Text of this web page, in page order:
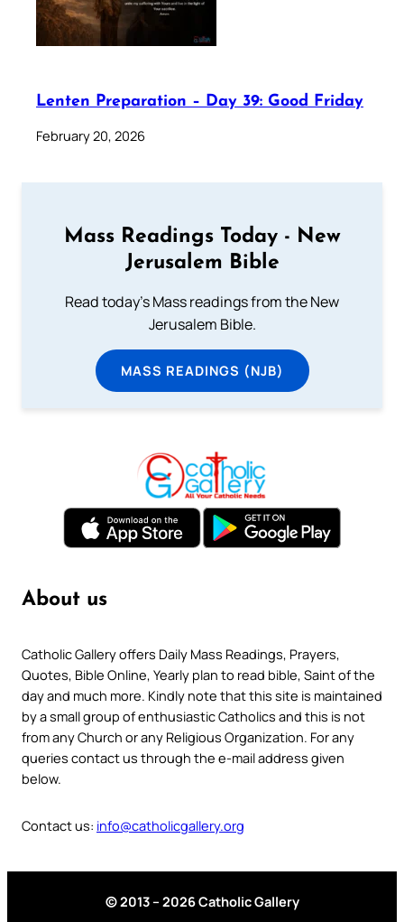
Lenten Preparation – Day 39: Good Friday
February 20, 2026
Mass Readings Today - New
Jerusalem Bible
Read today's Mass readings from the New
Jerusalem Bible.
MASS READINGS (NJB)
About us
Catholic Gallery offers Daily Mass Readings, Prayers,
Quotes, Bible Online, Yearly plan to read bible, Saint of the
day and much more. Kindly note that this site is maintained
by a small group of enthusiastic Catholics and this is not
from any Church or any Religious Organization. For any
queries contact us through the e-mail address given
below.
Contact us: info@catholicgallery.org
© 2013 – 2026 Catholic Gallery